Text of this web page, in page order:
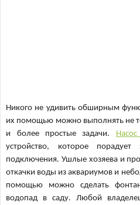
Никого не удивить обширным
их помощью можно выполнять не
и более простые задачи.
устройство, которое
подключения. Ушлые хозяева и
откачки воды из аквариумов и
помощью можно сделать
водопад в саду. Любой